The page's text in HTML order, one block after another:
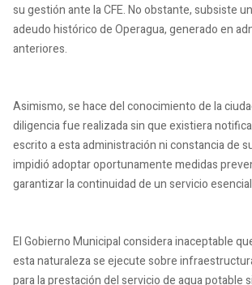
su gestión ante la CFE. No obstante, subsiste
adeudo histórico de Operagua, generado en
anteriores.
Asimismo, se hace del conocimiento de la
diligencia fue realizada sin que existiera
escrito a esta administración ni constancia de
impidió adoptar oportunamente medidas
garantizar la continuidad de un servicio
El Gobierno Municipal considera inaceptable
esta naturaleza se ejecute sobre
para la prestación del servicio de agua potable